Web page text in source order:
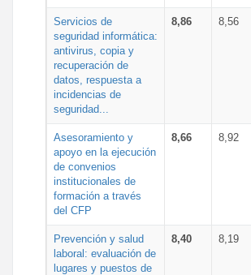
Servicios de
seguridad informática:
antivirus, copia y
recuperación de
datos, respuesta a
incidencias de
seguridad...
8,86 8,56
Asesoramiento y
apoyo en la ejecución
de convenios
institucionales de
formación a través
del CFP
8,66 8,92
Prevención y salud
laboral: evaluación de
lugares y puestos de
8,40 8,19